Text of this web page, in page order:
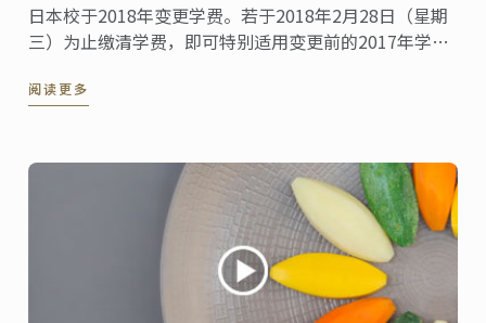
日本校于2018年变更学费。若于2018年2月28日（星期
三）为止缴清学费，即可特别适用变更前的2017年学费
阅读更多